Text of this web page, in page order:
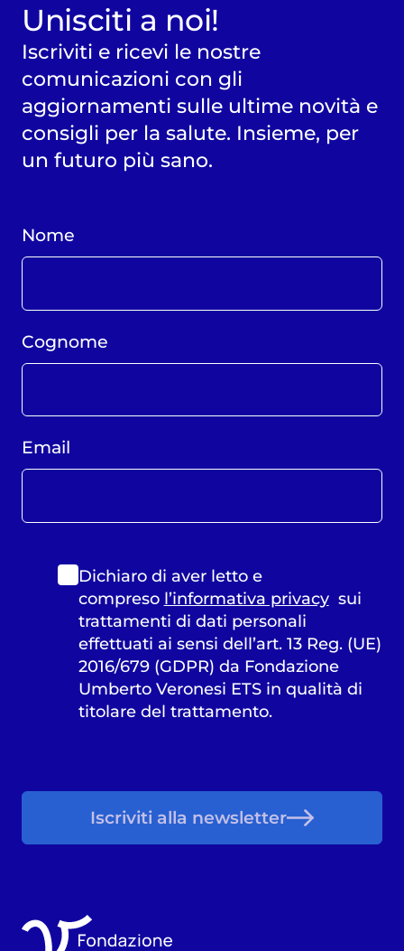
Unisciti a noi!
Iscriviti e ricevi le nostre
comunicazioni con gli
aggiornamenti sulle ultime novità e
consigli per la salute. Insieme, per
un futuro più sano.
Nome
Cognome
Email
Dichiaro di aver letto e
compreso l’informativa privacysui
trattamenti di dati personali
effettuati ai sensi dell’art. 13 Reg. (UE)
2016/679 (GDPR) da Fondazione
Umberto Veronesi ETS in qualità di
titolare del trattamento.
Iscriviti alla newsletter